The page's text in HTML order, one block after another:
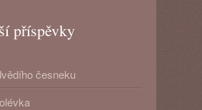
příspěvky
česneku